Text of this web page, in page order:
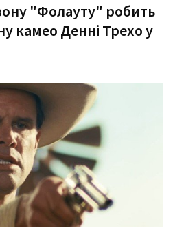
"Фолауту" робить
камео Денні Трехо у